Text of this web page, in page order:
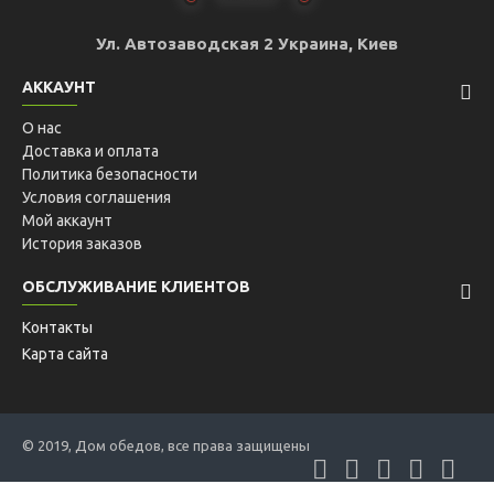
Ул. Автозаводская 2 Украина, Киев
АККАУНТ
О нас
Доставка и оплата
Политика безопасности
Условия соглашения
Мой аккаунт
История заказов
ОБСЛУЖИВАНИЕ КЛИЕНТОВ
Контакты
Карта сайта
© 2019, Дом обедов, все права защищены